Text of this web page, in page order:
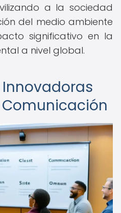
a la sociedad
del medio ambiente
significativo en la
a nivel global.
Comunicación